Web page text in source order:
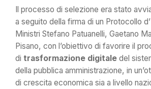
Il processo di selezione era stato
a seguito della firma di un Protocollo
Ministri Stefano Patuanelli, Gaetano
Pisano, con l’obiettivo di favorire il
di trasformazione digitale del
della pubblica amministrazione, in
di crescita economica sia a livello